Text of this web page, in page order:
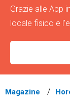
Grazie alle App
locale fisico e
Magazine